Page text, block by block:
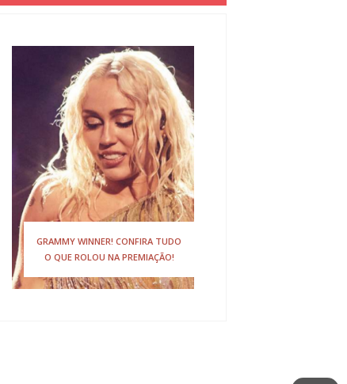
GRAMMY WINNER! CONFIRA TUDO
O QUE ROLOU NA PREMIAÇÃO!